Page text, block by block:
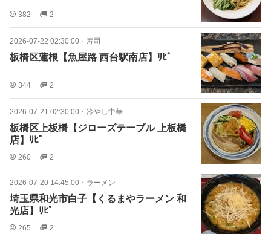
382 2
2026-07-22 02:30:00 ・ 寿司
板橋区蓮根【魚屋路 西台駅南店】ﾘﾋﾟ
344 2
2026-07-21 02:30:00 ・ 冷やし中華
板橋区上板橋【ジローズテーブル 上板橋
店】ﾘﾋﾟ
260 2
2026-07-20 14:45:00 ・ ラーメン
埼玉県和光市白子【くるまやラーメン 和
光店】ﾘﾋﾟ
265 2